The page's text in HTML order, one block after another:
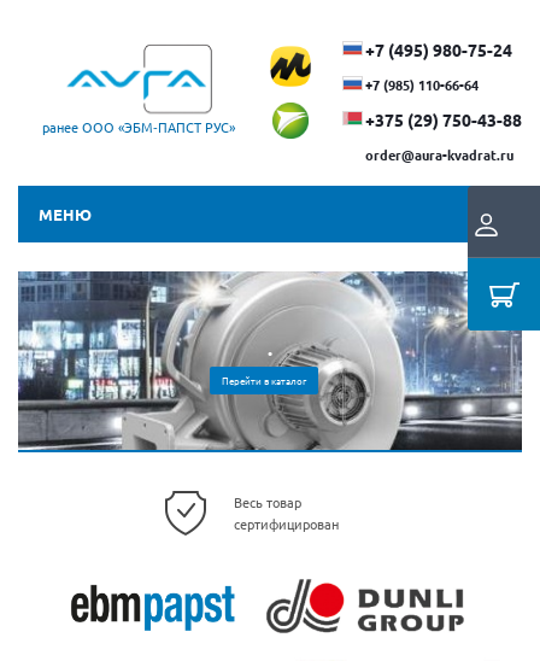
ранее ООО «ЭБМ‑ПАПСТ РУС»
+7 (495) 980-75-24
+7 (985) 110-66-64
+375 (29) ​750-43-88
order@aura-kvadrat.ru
МЕНЮ
.
Перейти в каталог
Весь товар
сертифицирован